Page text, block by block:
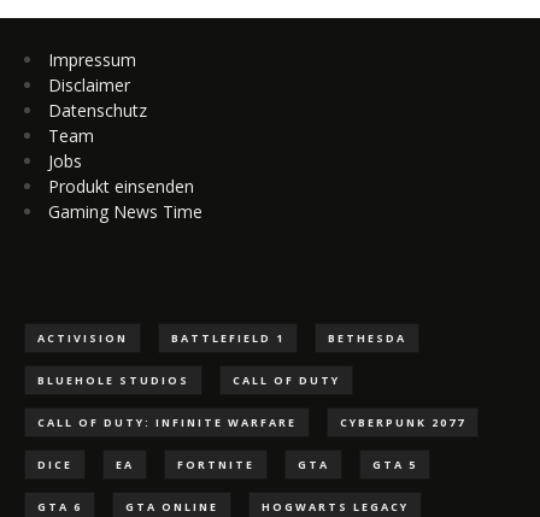
Impressum
Disclaimer
Datenschutz
Team
Jobs
Produkt einsenden
Gaming News Time
ACTIVISION BATTLEFIELD 1 BETHESDA
BLUEHOLE STUDIOS CALL OF DUTY
CALL OF DUTY: INFINITE WARFARE CYBERPUNK 2077
DICE EA FORTNITE GTA GTA 5
GTA 6 GTA ONLINE HOGWARTS LEGACY